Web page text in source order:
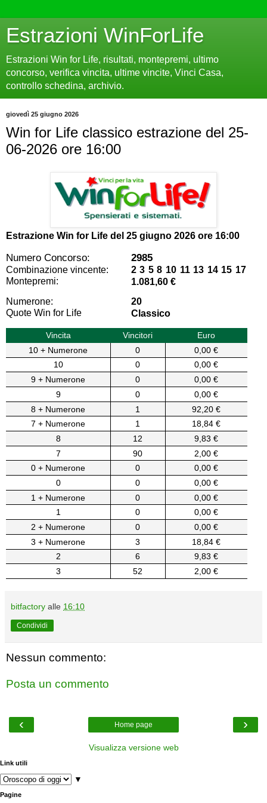
Estrazioni WinForLife
Estrazioni Win for Life, risultati, montepremi, ultimo
concorso, verifica vincita, ultime vincite, Vinci Casa,
controllo schedina, archivio.
giovedì 25 giugno 2026
Win for Life classico estrazione del 25-
06-2026 ore 16:00
Estrazione Win for Life del 25 giugno 2026 ore 16:00
Numero Concorso: 2985
Combinazione vincente:
2 3 5 8 10 11 13 14 15 17
Montepremi:
1.081,60 €
Numerone:
20
Quote Win for Life
Classico
Vincita Vincitori
Euro
10 + Numerone
0
0,00 €
10
0
0,00 €
9 + Numerone
0
0,00 €
9
0
0,00 €
8 + Numerone
1
92,20 €
7 + Numerone
1
18,84 €
8
12
9,83 €
7
90
2,00 €
0 + Numerone
0
0,00 €
0
0
0,00 €
1 + Numerone
0
0,00 €
1
0
0,00 €
2 + Numerone
0
0,00 €
3 + Numerone
3
18,84 €
2
6
9,83 €
3
52 2,00 €
bitfactory alle 16:10
Condividi
Nessun commento:
Posta un commento
‹ ›
Home page
Visualizza versione web
Link utili
▼
Pagine